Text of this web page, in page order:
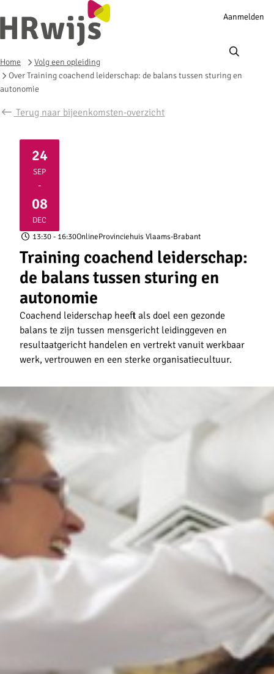
Account
Aanmelden
Home
Volg een opleiding
Over Training coachend leiderschap: de balans tussen sturing en
autonomie
Terug naar bijeenkomsten-overzicht
24
SEP
-
08
DEC
13:30- 16:30OnlineProvinciehuis Vlaams-Brabant
Training coachend leiderschap:
de balans tussen sturing en
autonomie
Coachend leiderschap heeft als doel een gezonde
balans te zijn tussen mensgericht leidinggeven en
resultaatgericht handelen en vertrekt vanuit werkbaar
werk, vertrouwen en een sterke organisatiecultuur.